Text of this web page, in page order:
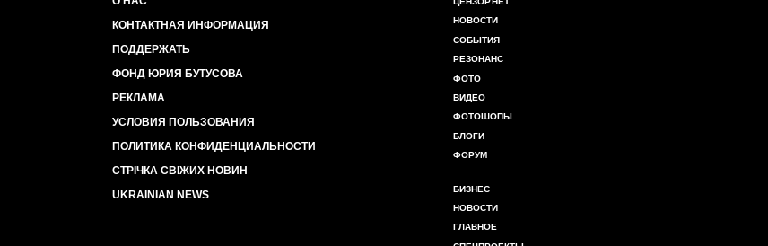
КОНТАКТНАЯ ИНФОРМАЦИЯ
ПОДДЕРЖАТЬ
ФОНД ЮРИЯ БУТУСОВА
РЕКЛАМА
УСЛОВИЯ ПОЛЬЗОВАНИЯ
ПОЛИТИКА КОНФИДЕНЦИАЛЬНОСТИ
СТРІЧКА СВІЖИХ НОВИН
UKRAINIAN NEWS
НОВОСТИ
СОБЫТИЯ
РЕЗОНАНС
ФОТО
ВИДЕО
ФОТОШОПЫ
БЛОГИ
ФОРУМ
БИЗНЕС
НОВОСТИ
ГЛАВНОЕ